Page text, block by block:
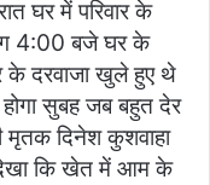
घर में परिवार के
4:00 बजे घर के
के दरवाजा खुले हुए थे
सुबह जब बहुत देर
मृतक दिनेश कुशवाहा
कि खेत में आम के